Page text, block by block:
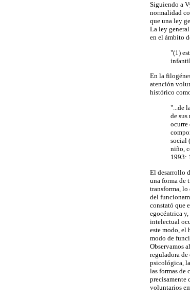
Siguiendo a
normalidad
que una ley
La ley
en el ámbito
"(1)
En la
atención
histórico
"...de
de
ocurre
social
niño,
1993:
El desarrollo
una forma de
transforma, lo
del
constató que
egocéntrica
intelectual
este modo, el
modo de
Observamos
reguladora
psicológica,
las formas de
precisamente
voluntarios